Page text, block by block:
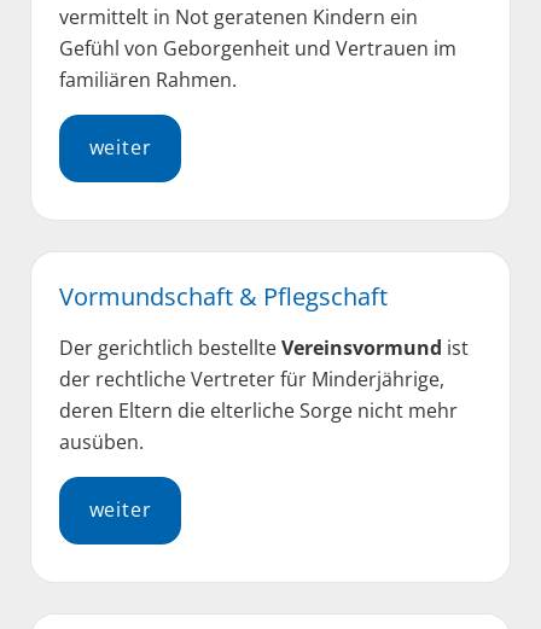
vermittelt in Not geratenen Kindern ein
Gefühl von Geborgenheit und Vertrauen im
familiären Rahmen.
weiter
Vormundschaft & Pflegschaft
Der gerichtlich bestellteVereinsvormund ist
der rechtliche Vertreter für Minderjährige,
deren Eltern die elterliche Sorge nicht mehr
ausüben.
weiter